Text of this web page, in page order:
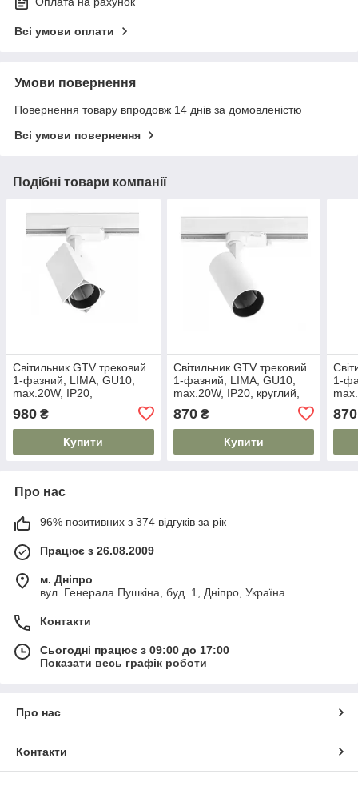
Всі умови оплати
Умови повернення
Повернення товару впродовж 14 днів за домовленістю
Всі умови повернення
Подібні товари компанії
Світильник GTV трековий
1-фазний, LIMA, GU10,
max.20W, IP20,
LMAGU10KB-NB)
980 ₴
Купити
Світильник GTV трековий
1-фазний, LIMA, GU10,
max.20W, IP20, круглий,
білий (XLT-LMAGU10OB-
NB)
870₴
Купити
1-
870
Про нас
96% позитивних з 374 відгуків за рік
Працює з 26.08.2009
м. Дніпро
вул. Генерала Пушкіна, буд. 1, Дніпро, Україна
Контакти
Сьогодні працює з 09:00 до 17:00
Показати весь графік роботи
Про нас
Контакти